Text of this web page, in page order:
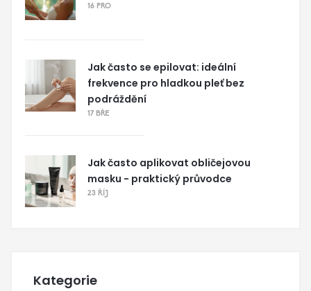
16 PRO
Jak často se epilovat: ideální
frekvence pro hladkou pleť bez
podráždění
17 BŘE
Jak často aplikovat obličejovou
masku - praktický průvodce
23 ŘÍJ
Kategorie